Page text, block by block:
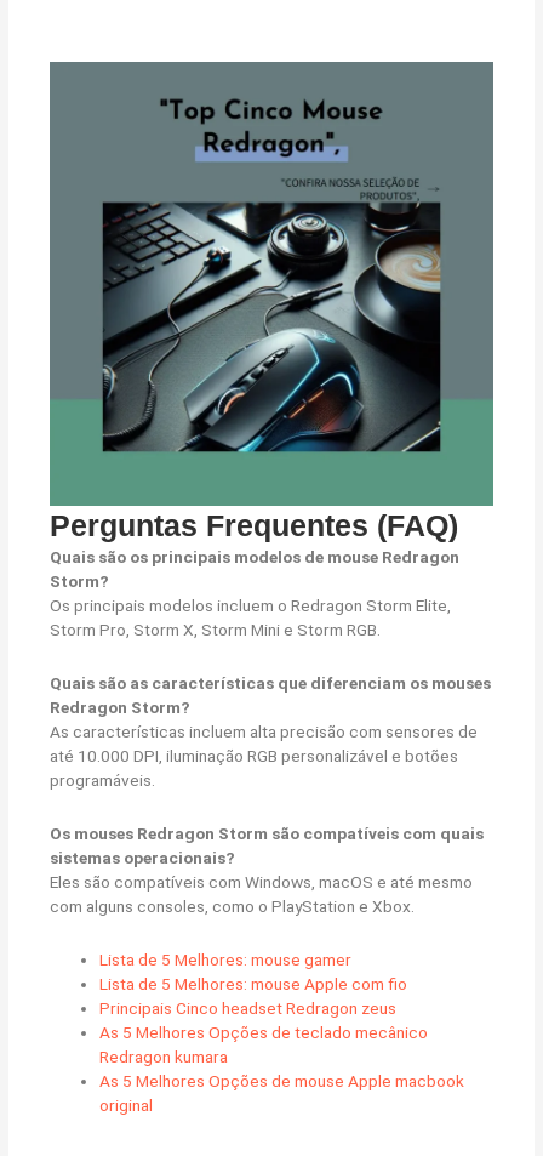
Perguntas Frequentes (FAQ)
Quais são os principais modelos de mouse Redragon
Storm?
Os principais modelos incluem o Redragon Storm Elite,
Storm Pro, Storm X, Storm Mini e Storm RGB.
Quais são as características que diferenciam os mouses
Redragon Storm?
As características incluem alta precisão com sensores de
até 10.000 DPI, iluminação RGB personalizável e botões
programáveis.
Os mouses Redragon Storm são compatíveis com quais
sistemas operacionais?
Eles são compatíveis com Windows, macOS e até mesmo
com alguns consoles, como o PlayStation e Xbox.
Lista de 5 Melhores: mouse gamer
Lista de 5 Melhores: mouse Apple com fio
Principais Cinco headset Redragon zeus
As 5 Melhores Opções de teclado mecânico
Redragon kumara
As 5 Melhores Opções de mouse Apple macbook
original